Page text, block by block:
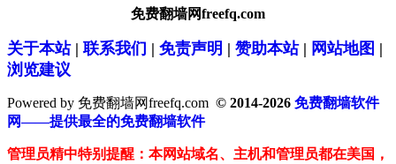
免费翻墙网freefq.com
关于本站| 联系我们 | 免责声明 | 赞助本站| 网站地图 |
浏览建议
Powered by 免费翻墙网freefq.com © 2014-2026 免费翻墙软件
网——提供最全的免费翻墙软件
管理员精中特别提醒：本网站域名、主机和管理员都在美国，